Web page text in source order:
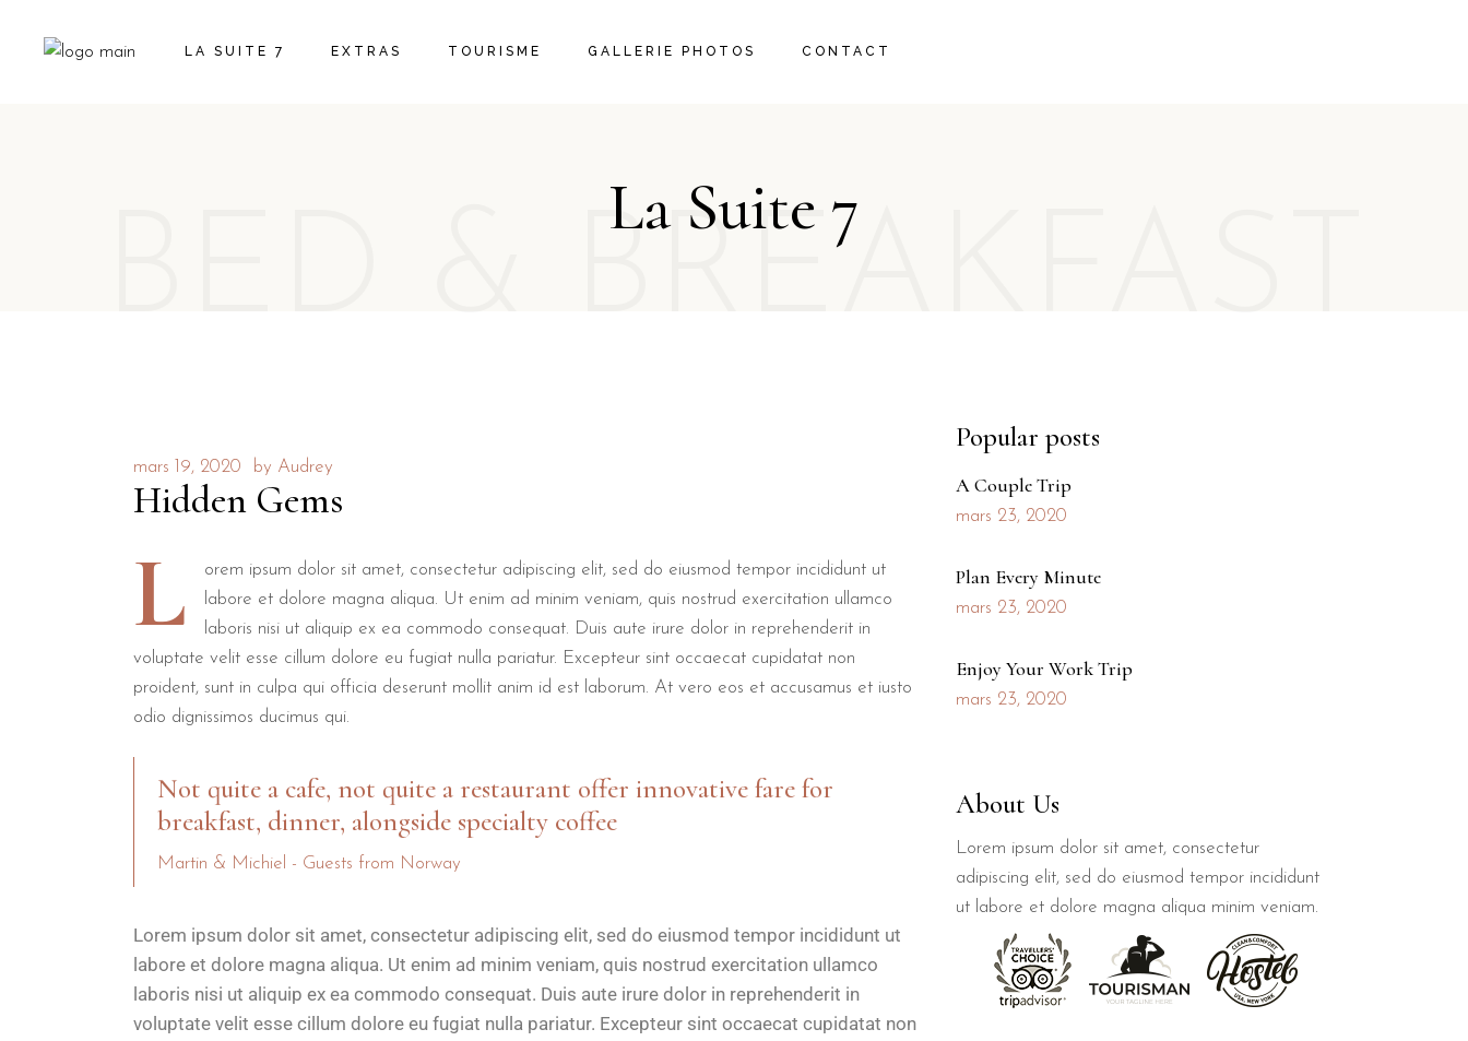
LA SUITE 7 EXTRAS TOURISME GALLERIE PHOTOS CONTACT
La Suite 7
BED & BREAKFAST
mars 19, 2020 by Audrey
Hidden Gems
L
orem ipsum dolor sit amet, consectetur adipiscing elit, sed do eiusmod tempor incididunt ut
labore et dolore magna aliqua. Ut enim ad minim veniam, quis nostrud exercitation ullamco
laboris nisi ut aliquip ex ea commodo consequat. Duis aute irure dolor in reprehenderit in
voluptate velit esse cillum dolore eu fugiat nulla pariatur. Excepteur sint occaecat cupidatat non
proident, sunt in culpa qui officia deserunt mollit anim id est laborum. At vero eos et accusamus et iusto
odio dignissimos ducimus qui.
Not quite a cafe, not quite a restaurant offer innovative fare for
breakfast, dinner, alongside specialty coffee
Martin & Michiel - Guests from Norway
Lorem ipsum dolor sit amet, consectetur adipiscing elit, sed do eiusmod tempor incididunt ut
labore et dolore magna aliqua. Ut enim ad minim veniam, quis nostrud exercitation ullamco
laboris nisi ut aliquip ex ea commodo consequat. Duis aute irure dolor in reprehenderit in
voluptate velit esse cillum dolore eu fugiat nulla pariatur. Excepteur sint occaecat cupidatat non
Popular posts
A Couple Trip
mars 23, 2020
Plan Every Minute
mars 23, 2020
Enjoy Your Work Trip
mars 23, 2020
About Us
Lorem ipsum dolor sit amet, consectetur
adipiscing elit, sed do eiusmod tempor incididunt
ut labore et dolore magna aliqua minim veniam.